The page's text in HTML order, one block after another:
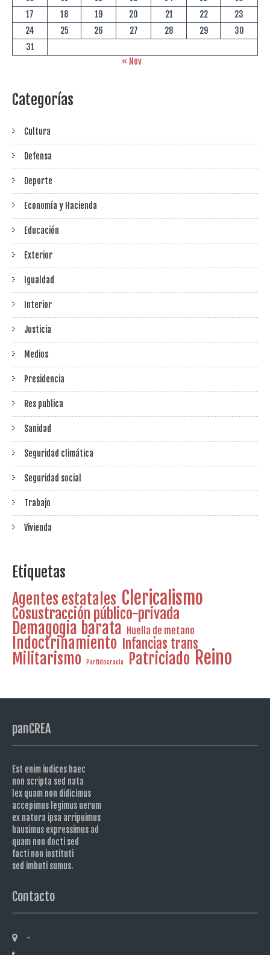
17
18 19 20 21 22
23
24
25 26 27 28 29
30
31
« Nov
Categorías
Cultura
Defensa
Deporte
Economía y Hacienda
Educación
Exterior
Igualdad
Interior
Justicia
Medios
Presidencia
Res publica
Sanidad
Seguridad climática
Seguridad social
Trabajo
Vivienda
Etiquetas
Agentes estatales Clericalismo
Cosustracción público-privada
Demagogia barata Huella de metano
Indoctrinamiento Infancias trans
Militarismo Partidocracia Patriciado Reino
panCREA
Est enim iudices haec
non scripta sed nata
lex quam non didicimus
accepimus legimus uerum
ex natura ipsa arripuimus
hausimus expressimus ad
quam non docti sed
facti non instituti
sed imbuti sumus.
Contacto
-